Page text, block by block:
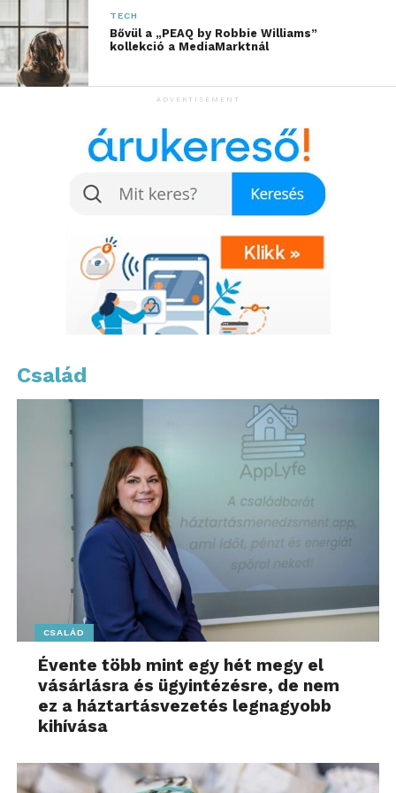
az1music.hu
főoldalán! Kövesse a technológiai
híreket és csatlakozzon hozzánk aFacebookon
TECH
Bővül a „PEAQ by Robbie Williams”
kollekció a MediaMarktnál
ADVERTISEMENT
Család
CSALÁD
Évente több mint egy hét megy el
vásárlásra és ügyintézésre, de nem
ez a háztartásvezetés legnagyobb
kihívása